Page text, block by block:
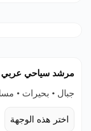
مرشد سياحي عربي
جبال • بحيرات •
اختر هذه الوجهة